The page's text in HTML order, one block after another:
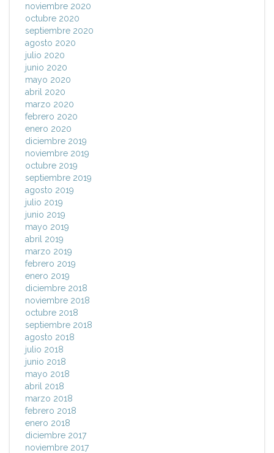
noviembre 2020
octubre 2020
septiembre 2020
agosto 2020
julio 2020
junio 2020
mayo 2020
abril 2020
marzo 2020
febrero 2020
enero 2020
diciembre 2019
noviembre 2019
octubre 2019
septiembre 2019
agosto 2019
julio 2019
junio 2019
mayo 2019
abril 2019
marzo 2019
febrero 2019
enero 2019
diciembre 2018
noviembre 2018
octubre 2018
septiembre 2018
agosto 2018
julio 2018
junio 2018
mayo 2018
abril 2018
marzo 2018
febrero 2018
enero 2018
diciembre 2017
noviembre 2017